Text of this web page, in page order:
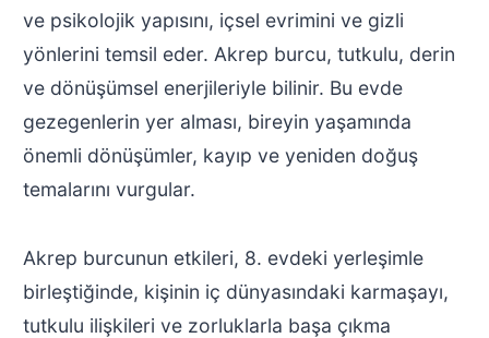
ve psikolojik yapısını, içsel evrimini ve gizli
yönlerini temsil eder. Akrep burcu, tutkulu, derin
ve dönüşümsel enerjileriyle bilinir. Bu evde
gezegenlerin yer alması, bireyin yaşamında
önemli dönüşümler, kayıp ve yeniden doğuş
temalarını vurgular.
Akrep burcunun etkileri, 8. evdeki yerleşimle
birleştiğinde, kişinin iç dünyasındaki karmaşayı,
tutkulu ilişkileri ve zorluklarla başa çıkma